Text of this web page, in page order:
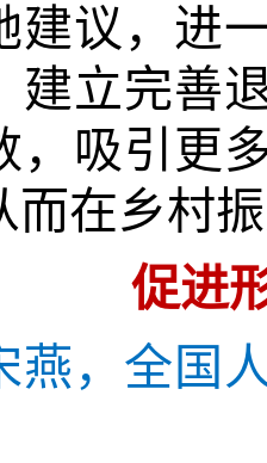
，进一
建立完善
，吸引更
而在乡村
促进
，全国